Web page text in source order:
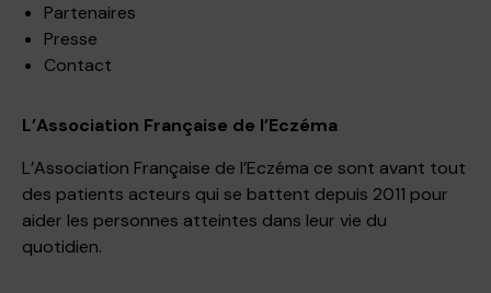
Partenaires
Presse
Contact
L’Association Française de l’Eczéma
L’Association Française de l’Eczéma ce sont avant tout
des patients acteurs qui se battent depuis 2011 pour
aider les personnes atteintes dans leur vie du
quotidien.